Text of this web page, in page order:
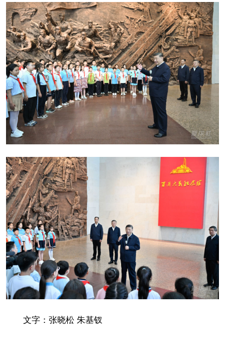
文字：张晓松 朱基钗